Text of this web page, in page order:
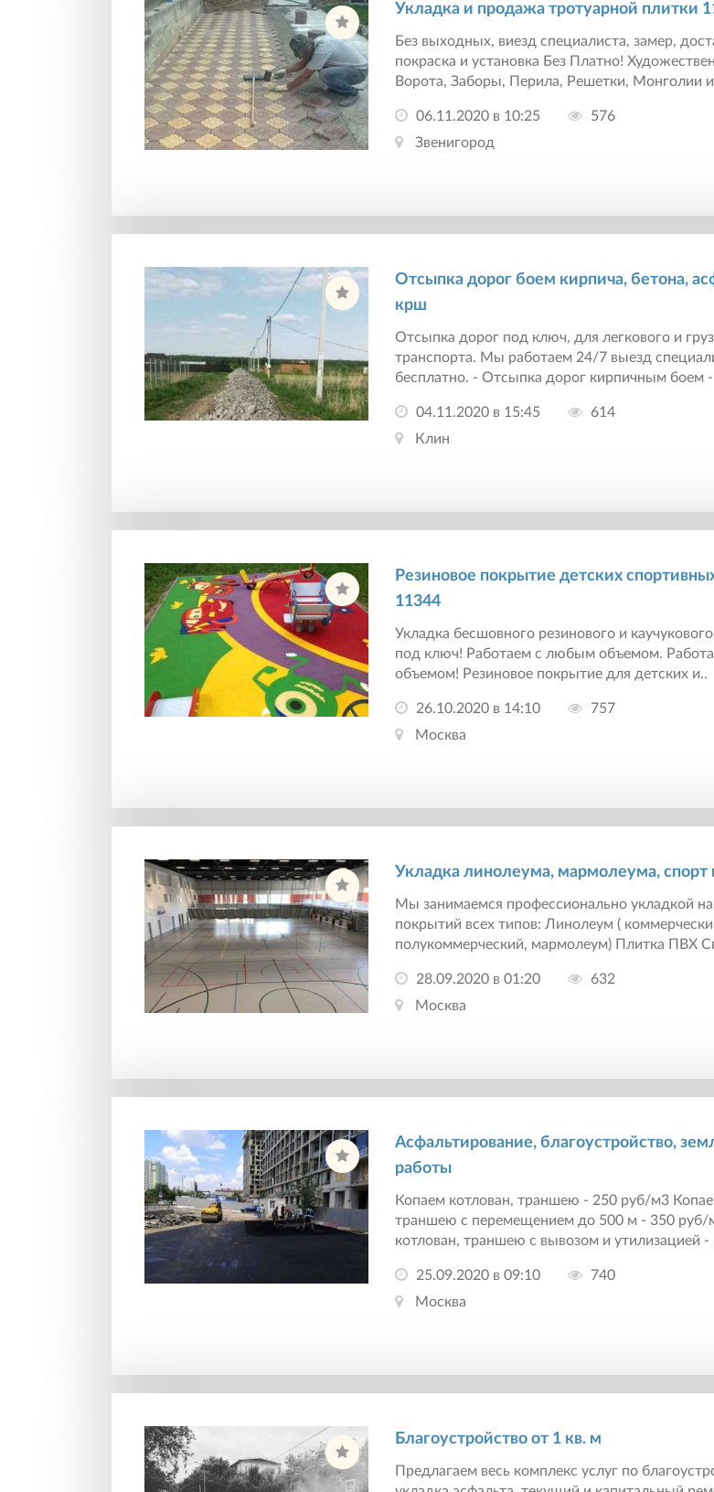
Укладка и продажа тротуарной плитки
Без выходных, виезд специалиста, замер,
покраска и установка Без Платно!
Ворота, Заборы, Перила, Решетки, Монголии
06.11.2020 в 10:25
576
Звенигород
Отсыпка дорог боем кирпича, бетона,
крш
Отсыпка дорог под ключ, для легкового и
транспорта. Мы работаем 24/7 выезд
бесплатно. - Отсыпка дорог кирпичным боем
04.11.2020 в 15:45
614
Клин
Резиновое покрытие детских
11344
Укладка бесшовного резинового и
под ключ! Работаем с любым объемом.
объемом! Резиновое покрытие для детских и..
26.10.2020 в 14:10
757
Москва
Укладка линолеума, мармолеума, спорт
Мы занимаемся профессионально укладкой
покрытий всех типов: Линолеум (
полукоммерческий, мармолеум) Плитка ПВХ
28.09.2020 в 01:20
632
Москва
Асфальтирование, благоустройство,
работы
Копаем котлован, траншею - 250 руб/м3
траншею с перемещением до 500 м - 350 руб/
котлован, траншею с вывозом и утилизацией
25.09.2020 в 09:10
740
Москва
Благоустройство от 1 кв. м
Предлагаем весь комплекс услуг по